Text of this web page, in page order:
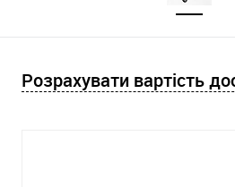
Розрахувати вартість